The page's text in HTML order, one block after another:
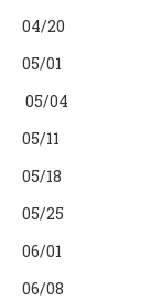
04/20
05/01
05/04
05/11
05/18
05/25
06/01
06/08